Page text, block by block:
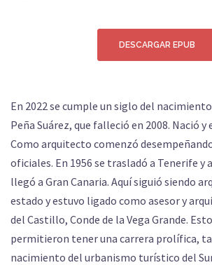
DESCARGAR EPUB
En 2022 se cumple un siglo del
Peña Suárez, que falleció en 2008. Nació y
Como arquitecto comenzó
oficiales. En 1956 se trasladó a Tenerife y
llegó a Gran Canaria. Aquí siguió siendo
estado y estuvo ligado como asesor y
del Castillo, Conde de la Vega Grande.
permitieron tener una carrera prolífica,
nacimiento del urbanismo turístico del